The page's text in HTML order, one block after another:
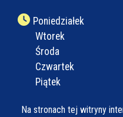
Na stronach tej witryny
Poniedziałek
Wtorek
Środa
Czwartek
Piątek